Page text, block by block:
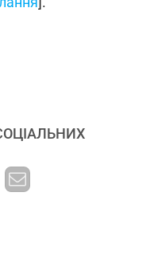
E-
mail: